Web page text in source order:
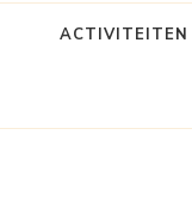
ACTIVITEITEN